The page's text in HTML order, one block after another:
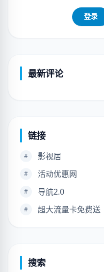
登录
最新评论
链接
# 影视居
# 活动优惠网
# 导航2.0
# 超大流量卡免费送
搜索